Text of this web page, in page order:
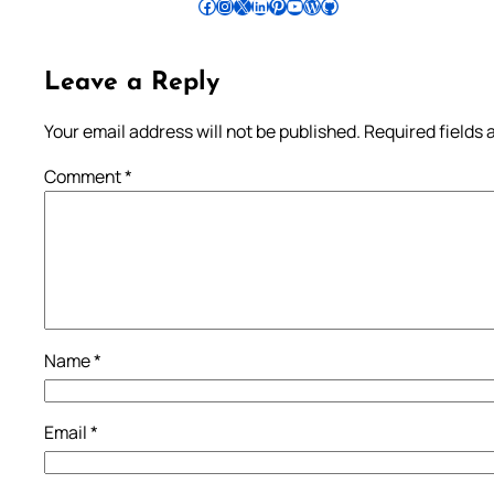
Leave a Reply
Your email address will not be published. Required fields
Comment*
Name*
Email*